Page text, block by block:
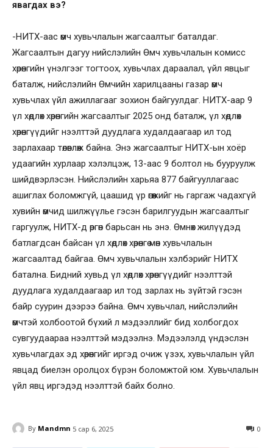
явагдах вэ?
-НИТХ-аас өмч хувьчлалын жагсаалтыг баталдаг.
Жагсаалтын дагуу нийслэлийн Өмч хувьчлалын комисс
хөрөнгийн үнэлгээг тогтоох, хувьчлах дараалал, үйл явцыг
баталж, нийслэлийн Өмчийн харилцааны газар өмч
хувьчлах үйл ажиллагааг зохион байгуулдаг. НИТХ-аар 9
үл хөдлөх хөрөнгийн жагсаалтыг 2025 онд баталж, үл хөдлөх
хөрөнгүүдийг нээлттэй дуудлага худалдаагаар ил тод
зарлахаар төлөвлөж байна. Энэ жагсаалтыг НИТХ-ын хоёр
удаагийн хурлаар хэлэлцэж, 13-аас 9 болтол нь бууруулж
шийдвэрлэсэн. Нийслэлийн харьяа 877 байгууллагаас
ашиглах боломжгүй, цаашид үр өгөөжийг нь гаргаж чадахгүй
хувийн өмчид шилжүүлье гэсэн барилгуудын жагсаалтыг
гаргуулж, НИТХ-д өргөн барьсан нь энэ. Өмнөх жилүүдэд
батлагдсан байсан үл хөдлөх хөрөнгө мөн хувьчлалын
жагсаалтад байгаа. Өмч хувьчлалын хэлбэрийг НИТХ
батална. Бидний хувьд үл хөдлөх хөрөнгүүдийг нээлттэй
дуудлага худалдаагаар ил тод зарлах нь зүйтэй гэсэн
байр суурин дээрээ байна. Өмч хувьчлал, нийслэлийн
өмчтэй холбоотой бүхий л мэдээллийг бид холбогдох
сувгуудаараа нээлттэй мэдээлнэ. Мэдээлэлд үндэслэн
хувьчлагдах эд хөрөнгийг иргэд очиж үзэх, хувьчлалын үйл
явцад биелэн оролцох бүрэн боломжтой юм. Хувьчлалын
үйл явц иргэдэд нээлттэй байх болно.
By Mandmn 5 сар 6, 2025 0